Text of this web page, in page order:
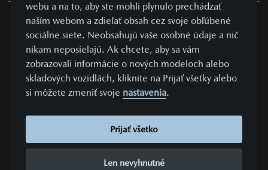
OBCHODNÉ PODMIENKY
SÚKROMIE A OSOBNÉ ÚDAJE
NASTAVENIE COOKIES
KONTAKTUJTE NÁS
REALIZÁCIA COMIN.CZ, S.R.O.
LEAD MANAGEMENT GROWITO
webu a na to, aby ste mohli plynulo prechádzať
naším webom a zdieľať obsah cez svoje obľúbené
sociálne siete. Neobsahujú vaše osobné údaje a nič
nikam neposielajú. Ak chcete, aby sa vám
zobrazovali informácie o nových modeloch alebo
skladových vozidlách, kliknite na Prijať všetky alebo
si môžete zmeniť svoje nastavenia.
Prijať všetko
Len nevyhnutné